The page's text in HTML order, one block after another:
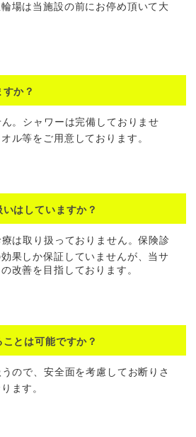
場は当施設の前にお停め頂いて大
か？
。シャワーは完備しておりませ
ル等をご用意しております。
はしていますか？
は取り扱っておりません。保険診
果しか保証していませんが、当サ
改善を目指しております。
とは可能ですか？
ので、安全面を考慮してお断りさ
ます。